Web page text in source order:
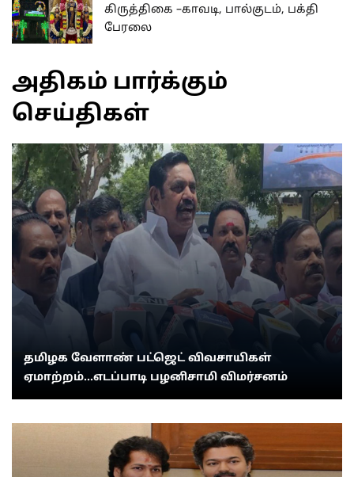
கிருத்திகை –காவடி, பால்குடம், பக்தி
பேரலை
அதிகம் பார்க்கும்
செய்திகள்
தமிழக வேளாண் பட்ஜெட் விவசாயிகள்
ஏமாற்றம்...எடப்பாடி பழனிசாமி விமர்சனம்